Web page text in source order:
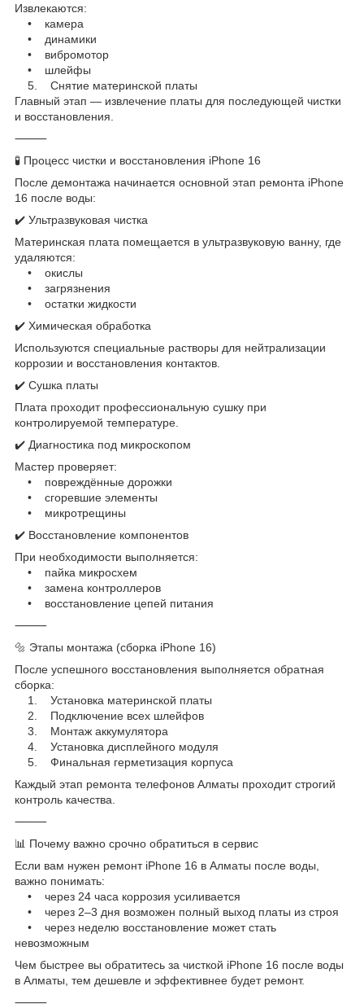
Извлекаются:
• камера
• динамики
• вибромотор
• шлейфы
5. Снятие материнской платы
Главный этап — извлечение платы для последующей чистки
и восстановления.
⸻
🧪 Процесс чистки и восстановления iPhone 16
После демонтажа начинается основной этап ремонта iPhone
16 после воды:
✔️ Ультразвуковая чистка
Материнская плата помещается в ультразвуковую ванну, где
удаляются:
• окислы
• загрязнения
• остатки жидкости
✔️ Химическая обработка
Используются специальные растворы для нейтрализации
коррозии и восстановления контактов.
✔️ Сушка платы
Плата проходит профессиональную сушку при
контролируемой температуре.
✔️ Диагностика под микроскопом
Мастер проверяет:
• повреждённые дорожки
• сгоревшие элементы
• микротрещины
✔️ Восстановление компонентов
При необходимости выполняется:
• пайка микросхем
• замена контроллеров
• восстановление цепей питания
⸻
🔩 Этапы монтажа (сборка iPhone 16)
После успешного восстановления выполняется обратная
сборка:
1. Установка материнской платы
2. Подключение всех шлейфов
3. Монтаж аккумулятора
4. Установка дисплейного модуля
5. Финальная герметизация корпуса
Каждый этап ремонта телефонов Алматы проходит строгий
контроль качества.
⸻
📊 Почему важно срочно обратиться в сервис
Если вам нужен ремонт iPhone 16 в Алматы после воды,
важно понимать:
• через 24 часа коррозия усиливается
• через 2–3 дня возможен полный выход платы из строя
• через неделю восстановление может стать
невозможным
Чем быстрее вы обратитесь за чисткой iPhone 16 после воды
в Алматы, тем дешевле и эффективнее будет ремонт.
⸻